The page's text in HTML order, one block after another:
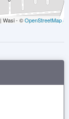
| Wasi - ©OpenStreetMap